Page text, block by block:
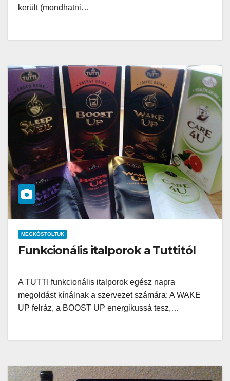
került (mondhatni…
MEGKÓSTOLTUK
Funkcionális italporok a Tuttitól
A TUTTI funkcionális italporok egész napra
megoldást kínálnak a szervezet számára: A WAKE
UP felráz, a BOOST UP energikussá tesz,…